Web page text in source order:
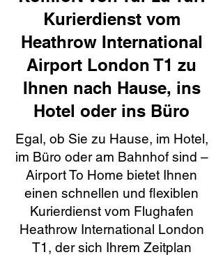
Kurierdienst vom
Heathrow International
Airport London T1 zu
Ihnen nach Hause, ins
Hotel oder ins Büro
Egal, ob Sie zu Hause, im Hotel,
im Büro oder am Bahnhof sind –
Airport To Home bietet Ihnen
einen schnellen und flexiblen
Kurierdienst vom Flughafen
Heathrow International London
T1, der sich Ihrem Zeitplan